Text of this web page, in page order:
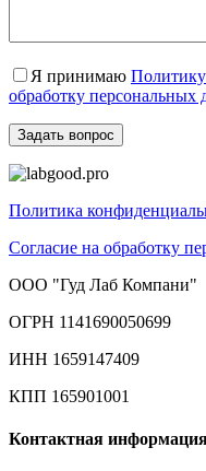
Я принимаю
обработку персональных
Политика
Согласие на обработку
ООО "Гуд Лаб Компани"
ОГРН 1141690050699
ИНН 1659147409
КПП 165901001
Контактная